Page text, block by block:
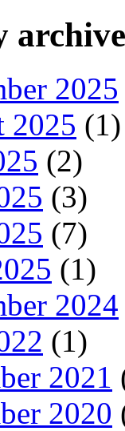
archive
2025
2025 (1)
(2)
(3)
(7)
(1)
2024
(1)
2021
2020